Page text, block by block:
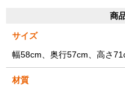
商
サイズ
幅58cm、奥行57cm、高さ
材質